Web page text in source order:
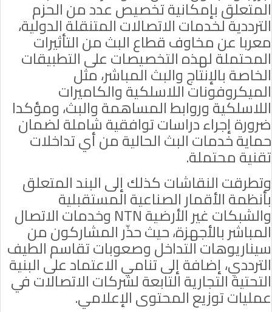
المتعلق بإمكانية تخصيص عدد من الحزم
الترددية لخدمات الاتصالات المتنقلة الدولية،
معربا عن مخاوف قطاع البث من التأثيرات
المحتملة لهذه التخصيصات على التطبيقات
الخاصة بالإنتاج والبث المباشر، مثل
الميكروفونات اللاسلكية والكاميرات
اللاسلكية وروابط المساهمة والبث، ومؤكدا
ضرورة إجراء دراسات توافقية شاملة لضمان
حماية خدمات البث الحالية من أي تداخلات
تقنية محتملة.
وتطرقت النقاشات كذلك إلى البند المتعلق
بأنظمة الأقمار الصناعية المستقبلية
والشبكات غير الأرضيةNTN وخدمات الاتصال
المباشر بالأجهزة، حيث حذّر المشاركون من
سيناريوهات التداخل وصعوبات تقاسم الطيف
الترددي، إضافة إلى تنامي الاعتماد على البنية
التحتية التجارية التابعة لشركات الاتصالات في
عمليات توزيع المحتوى الإعلامي.